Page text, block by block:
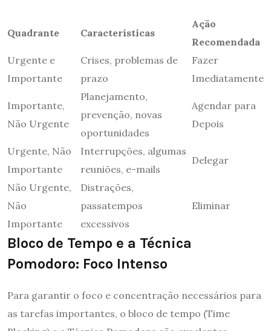
Quadrante Características
Ação
Recomendada
Urgente e
Importante
Crises, problemas de
prazo
Fazer
Imediatamente
Importante,
Não Urgente
Planejamento,
prevenção, novas
oportunidades
Agendar para
Depois
Urgente, Não
Importante
Interrupções, algumas
reuniões, e-mails
Delegar
Não Urgente,
Não
Importante
Distrações,
passatempos
excessivos
Eliminar
Bloco de Tempo e a Técnica
Pomodoro: Foco Intenso
Para garantir o foco e concentração necessários para
as tarefas importantes, o bloco de tempo (Time